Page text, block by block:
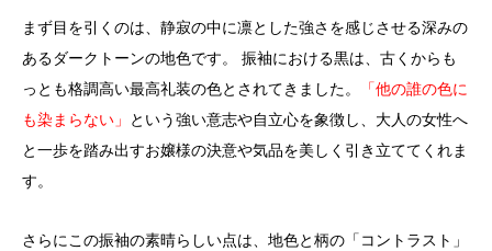
まず目を引くのは、静寂の中に凛とした強さを感じさせる深みの
あるダークトーンの地色です。 振袖における黒は、古くからも
っとも格調高い最高礼装の色とされてきました。
「他の誰の色に
も染まらない」 という強い意志や自立心を象徴し、大人の女性へ
と一歩を踏み出すお嬢様の決意や気品を美しく引き立ててくれま
す。
さらにこの振袖の素晴らしい点は、地色と柄の「コントラスト」